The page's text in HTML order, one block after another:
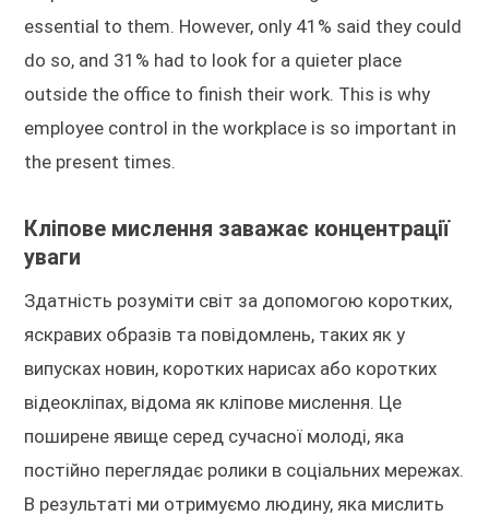
essential to them. However, only 41% said they could
do so, and 31% had to look for a quieter place
outside the office to finish their work. This is why
employee control in the workplace is so important in
the present times.
Кліпове мислення заважає концентрації
уваги
Здатність розуміти світ за допомогою коротких,
яскравих образів та повідомлень, таких як у
випусках новин, коротких нарисах або коротких
відеокліпах, відома як кліпове мислення. Це
поширене явище серед сучасної молоді, яка
постійно переглядає ролики в соціальних мережах.
В результаті ми отримуємо людину, яка мислить